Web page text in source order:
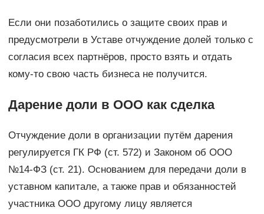
Если они позаботились о защите своих прав и
предусмотрели в Уставе отчуждение долей только с
согласия всех партнёров, просто взять и отдать
кому-то свою часть бизнеса не получится.
Дарение доли в ООО как сделка
Отчуждение доли в организации путём дарения
регулируется ГК РФ (ст. 572) и Законом об ООО
№14-ФЗ (ст. 21). Основанием для передачи доли в
уставном капитале, а также прав и обязанностей
участника ООО другому лицу является